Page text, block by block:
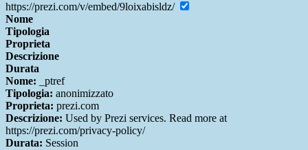
https://prezi.com/v/embed/9loixabisldz/
Nome
Tipologia
Proprieta
Descrizione
Durata
Nome: _ptref
Tipologia: anonimizzato
Proprieta: prezi.com
Descrizione: Used by Prezi services. Read more at
https://prezi.com/privacy-policy/
Durata: Session